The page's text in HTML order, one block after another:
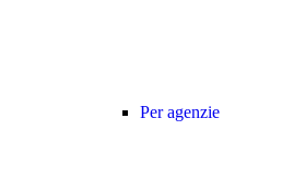
Per agenzie